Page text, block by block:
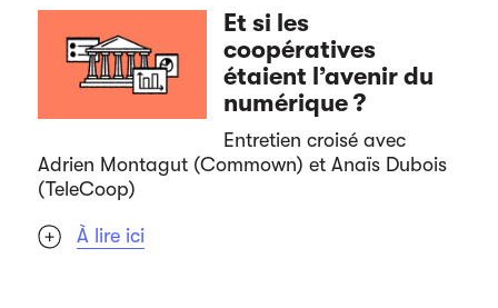
Et si les
coopératives
étaient l’avenir du
numérique ?
Entretien croisé avec
Adrien Montagut (Commown) et Anaïs Dubois
(TeleCoop)
À lire ici